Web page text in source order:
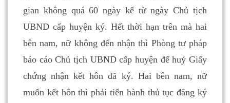
gian không quá 60 ngày kể từ ngày Chủ tịch
UBND cấp huyện ký. Hết thời hạn trên mà hai
bên nam, nữ không đến nhận thì Phòng tư pháp
báo cáo Chủ tịch UBND cấp huyện để huỷ Giấy
chứng nhận kết hôn đã ký. Hai bên nam, nữ
muốn kết hôn thì phải tiến hành thủ tục đăng ký